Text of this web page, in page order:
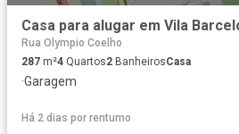
Rua Olympio Coelho
287 m²4 Quartos2 BanheirosCasa
·Garagem
Há 2 dias por rentumo